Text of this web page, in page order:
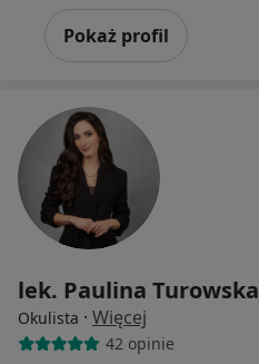
Pokaż profil
lek. Paulina Turowska
Okulista · Więcej
42 opinie